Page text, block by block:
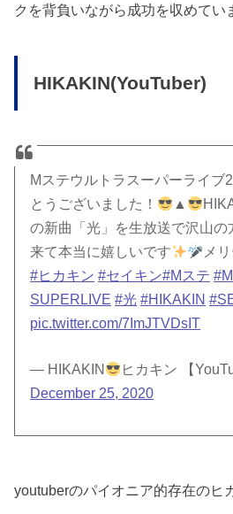
クを背負いながら成功を収めてい
HIKAKIN(YouTuber)
Mステウルトラスーパーライブ
とうございました！
▲
の新曲「光」を生放送で沢山の
来て本当に嬉しいです
メ
#ヒカキン #セイキン#Mステ
SUPERLIVE #光 #HIKAKIN
pic.twitter.com/7ImJTVDsIT
— HIKAKIN
ヒカキン 【
December 25, 2020
youtuberのパイオニア的存在のヒ